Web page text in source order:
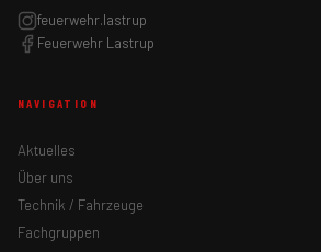
feuerwehr.lastrup
Feuerwehr Lastrup
NAVIGATION
Aktuelles
Über uns
Technik / Fahrzeuge
Fachgruppen